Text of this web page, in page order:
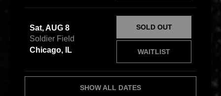
Sat, AUG 8
Soldier Field
Chicago, IL
WAITLIST
SOLD OUT
SHOW ALL DATES